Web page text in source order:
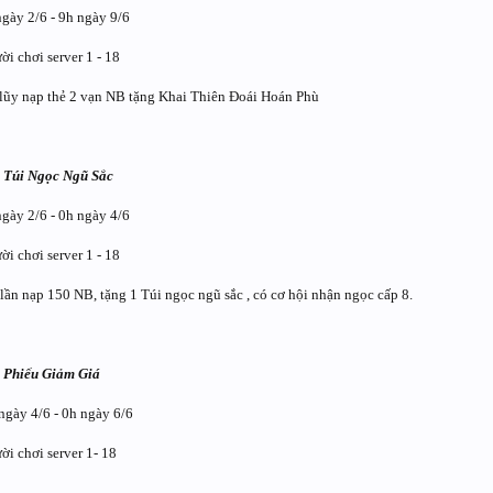
2/6 - 9h ngày 9/6
chơi server 1 - 18
nạp thẻ 2 vạn NB tặng Khai Thiên Đoái Hoán Phù
Ngọc Ngũ Sắc
2/6 - 0h ngày 4/6
chơi server 1 - 18
nạp 150 NB, tặng 1 Túi ngọc ngũ sắc , có cơ hội nhận ngọc cấp 8.
Giảm Giá
4/6 - 0h ngày 6/6
chơi server 1- 18